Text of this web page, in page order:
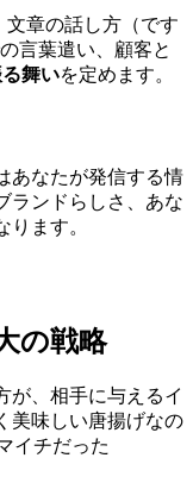
文章の話し方（です
言葉遣い、顧客と
舞いを定めます。
あなたが発信する情
ランドらしさ、あな
ます。
の戦略
が、相手に与えるイ
美味しい唐揚げなの
イチだった